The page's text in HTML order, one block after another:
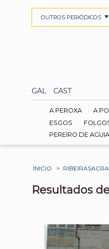
GAL CAST
OUTROS PERIÓDICOS
A PEROXA A
ESGOS
PEREIRO DE
INICIO >
Resultados